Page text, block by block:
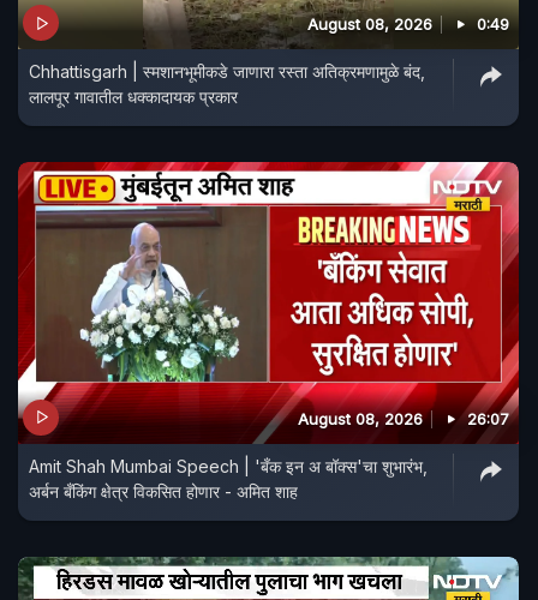
August 08, 2026 0:49
Chhattisgarh | स्मशानभूमीकडे जाणारा रस्ता अतिक्रमणामुळे बंद,
लालपूर गावातील धक्कादायक प्रकार
August 08, 2026 26:07
Amit Shah Mumbai Speech | 'बँक इन अ बॉक्स'चा शुभारंभ,
अर्बन बँकिंग क्षेत्र विकसित होणार - अमित शाह